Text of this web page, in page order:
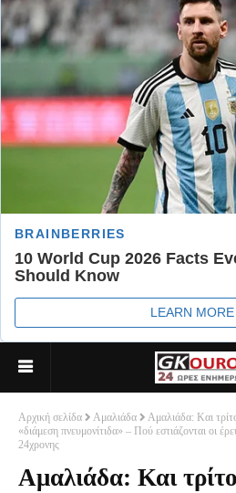
Αρχική σελίδα Αμαλιάδα
Αμαλιάδα: Και
«διάμεση πνευμονίτιδα» – Πού εστιάζονται οι
24χρονης
Αμαλιάδα: Και